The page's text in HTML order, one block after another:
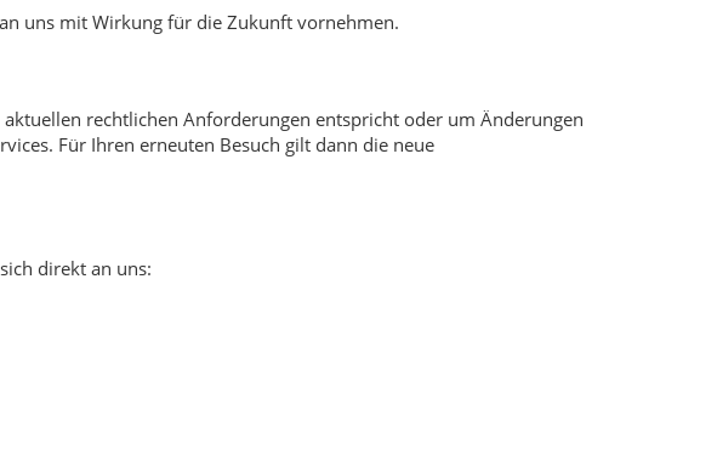
uns mit Wirkung für die Zukunft vornehmen.
rechtlichen Anforderungen entspricht oder um Änderungen
Für Ihren erneuten Besuch gilt dann die neue
direkt an uns: